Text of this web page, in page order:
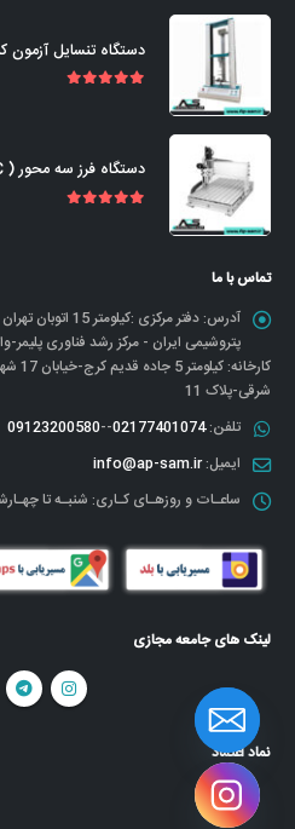
دستگاه فرز سه محور ( CNC ) رو میزی آزمایشگاهی-صنعتی
تماس با ما
آدرس:
دفتر مرکزی
پتروشیمی ایران - مرکز رشد فناوری پلیمر-
شرقی-پلاک 11
تلفن:02177401074
--
09123200580
ایمیل:info@ap-sam.ir
ساعـات و روزهـای کـاری:شنبـه تا چهـارشنبه 8 الی 17 /
لینک های جامعه مجازی
نماد اعتماد